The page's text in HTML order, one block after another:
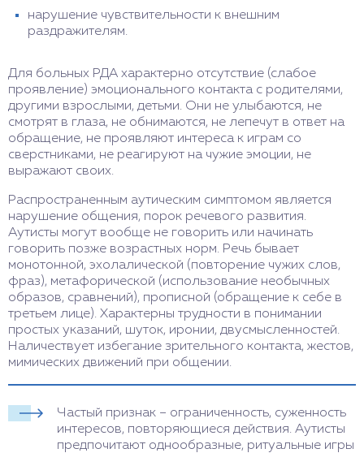
нарушение чувствительности к внешним
раздражителям.
Для больных РДА характерно отсутствие (слабое
проявление) эмоционального контакта с родителями,
другими взрослыми, детьми. Они не улыбаются, не
смотрят в глаза, не обнимаются, не лепечут в ответ на
обращение, не проявляют интереса к играм со
сверстниками, не реагируют на чужие эмоции, не
выражают своих.
Распространенным аутическим симптомом является
нарушение общения, порок речевого развития.
Аутисты могут вообще не говорить или начинать
говорить позже возрастных норм. Речь бывает
монотонной, эхолалической (повторение чужих слов,
фраз), метафорической (использование необычных
образов, сравнений), прописной (обращение к себе в
третьем лице). Характерны трудности в понимании
простых указаний, шуток, иронии, двусмысленностей.
Наличествует избегание зрительного контакта, жестов,
мимических движений при общении.
Частый признак – ограниченность, суженность
интересов, повторяющиеся действия. Аутисты
предпочитают однообразные, ритуальные игры